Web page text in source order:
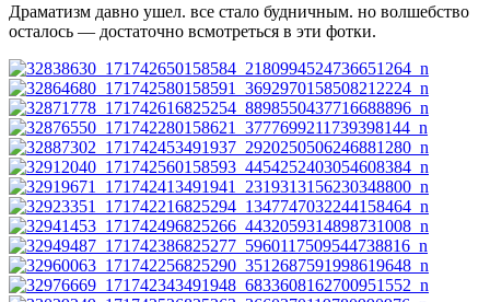
Драматизм давно ушел. все стало будничным. но волшебство
осталось — достаточно всмотреться в эти фотки.